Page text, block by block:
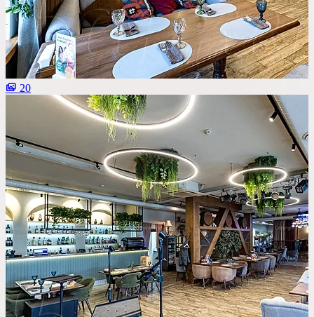
Со сценой
Со своим алкоголем
С живой музыкой
С панорамным видом
С детской комнатой
С шоу программой
Своя парковка
Показать100площадок Сбросить все фильтры
20